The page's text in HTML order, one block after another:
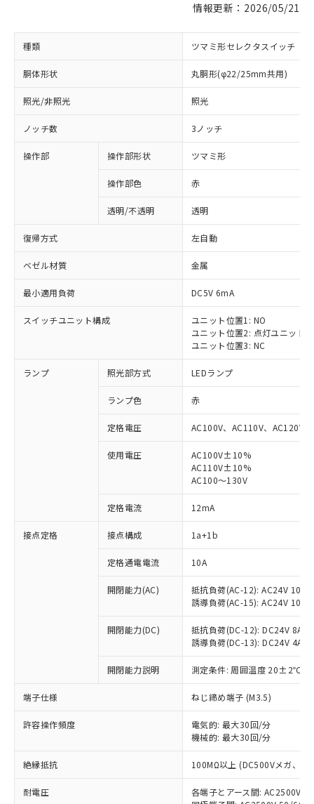
情報更新：2026/05/21
種類 ツマミ形セレクタスイッチ
胴体形状 丸胴形(φ22/25mm共用)
照光/非照光 照光
ノッチ数 3ノッチ
操作部 操作部形状 ツマミ形
操作部色 赤
透明/不透明 透明
復帰方式 左自動
ベゼル材質 金属
最小適用負荷 DC5V 6mA
スイッチユニット構成
ユニット位置1: NO
ユニット位置2: 点灯ユニット
ユニット位置3: NC
ランプ 照光部方式 LEDランプ
ランプ色 赤
定格電圧 AC100V、AC110V、AC120V
使用電圧
AC100V±10%
AC110V±10%
AC100～130V
定格電流 12mA
接点定格 接点構成 1a+1b
定格通電電流 10A
開閉能力(AC)
抵抗負荷(AC-12): AC24V 10A/
誘導負荷(AC-15): AC24V
開閉能力(DC)
抵抗負荷(DC-12): DC24V 8A/
誘導負荷(DC-13): DC24V 4A/
開閉能力説明 測定条件: 周囲温度 20±2℃、
端子仕様 ねじ締め端子 (M3.5)
許容操作頻度
電気的: 最大30回/分
機械的: 最大30回/分
絶縁抵抗 100MΩ以上 (DC500Vメガ、点
耐電圧
各端子とアース間: AC2500V
ご利用条件
以下の条件をお読みいただき、同意のうえ
本サービスは、当社制御機器事業取扱
商品の当社在庫状況および標準価格
(税抜)を提供させていただくもので
当社制御機器事業取扱商品の中には、
本サービスの対象外となる商品もある
ことをご了承ください。
※1 対応状況
対応済み：EU RoHS指令（10物質）の
非含有に対応した製品が提供可能な商品で
対応予定：EU RoHS指令（10物質）の非含
有に対応した製品に切り替える予定のある
対応予定なし：EU RoHS指令（10物質）の
非含有に非対応の商品で、対応品を出す予
調査・確認中：EU RoHS指令（10物質）の
非含有の対応状況を調査中または確認中の
商品です。
非該当品：ライセンス料など無形物で、有
害物質有無と関係のない商品です。
仕入先様の事情により、非含有部品として
いたものが、含有品と判明した場合などや
「○」：最大均質材料含有率が中国RoHSの
「×」：最大均質材料含有率が中国RoHSの
基準値を超えていることを示します。
当社は、これら貴社製品のうち、外国